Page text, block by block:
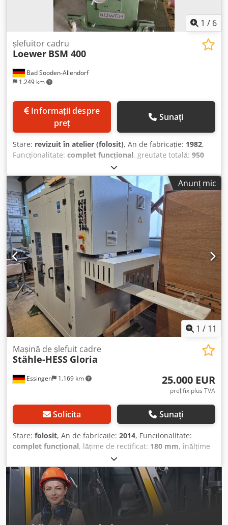
1 / 6
Bad Sooden-Allendorf
1.249 km
șlefuitor cadru
Loewer BSM 400
preț
Sunați
Stare: revizuit în atelier (folosit), An de fabricație: 1982,
Funcționalitate: complet funcțional, greutate totală: 950
, Lungime bandă de șlefuit 2200 mm, lățime bandă de
șlefuit 400 mm, lungime masă 1200 mm, înălțime utilă 120
mm, lățime de șlefuire 390 mm, viteză bandă de șlefuit
aprox. 21 m/s, viteze de avans 6 - 11 - 16 m/min, motor
principal 7,5 kW, motor avans 0,26 - 0,55 - 1 kW, oscilație
pneumatică a benzii și suflare bandă, suport cadru, șasiu.
Codpfoxq Ehxsx Am Asrf
Anunț mic
1 / 11
Essingen 1.169 km
Mașină de șlefuit cadre
Stähle-HESS Gloria
25.000 EUR
preț fix plus TVA
Solicita Sunați
Stare: folosit, An de fabricație: 2014, Funcționalitate:
complet funcțional, lățime de rectificat: 180 mm, înălțime
, înălțime de rectificat:
înălțime totală:2.300 mm, lungime totală:2.700 mm,
lățime totală:1.100 mm , curent de intrare:35 A
, tensiune
de intrare:400 V, Oferim această mașină de șlefuit cadre
Stähle-HESS Gloria second-hand, an fabricație 2014.
Model: Gloria Număr de serie: 3977 Crsdpfx Amszixgfj Aof
An fabricație: 2014 Număr de identificare: 3977 Frecvență: